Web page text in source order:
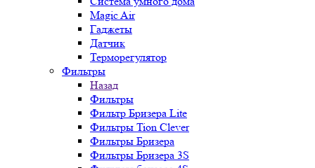
Magic Air
Гаджеты
Датчик
Терморегулятор
Фильтры
Назад
Фильтры
Фильтр Бризера Lite
Фильтры Tion Clever
Фильтры Бризера
Фильтры Бризера 3S